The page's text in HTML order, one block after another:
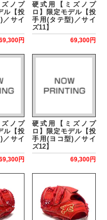
ノプ
ル【投
／サイ
円
硬式用【ミズノプ
ロ】限定モデル【投
手用(タテ型)／サイ
ズ11】
69,300円
ノプ
ル【投
／サイ
円
硬式用【ミズノプ
ロ】限定モデル【投
手用(ヨコ型)／サイ
ズ12】
69,300円